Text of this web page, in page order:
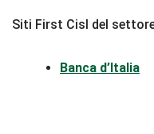
Siti First Cisl del
Banca d’Italia